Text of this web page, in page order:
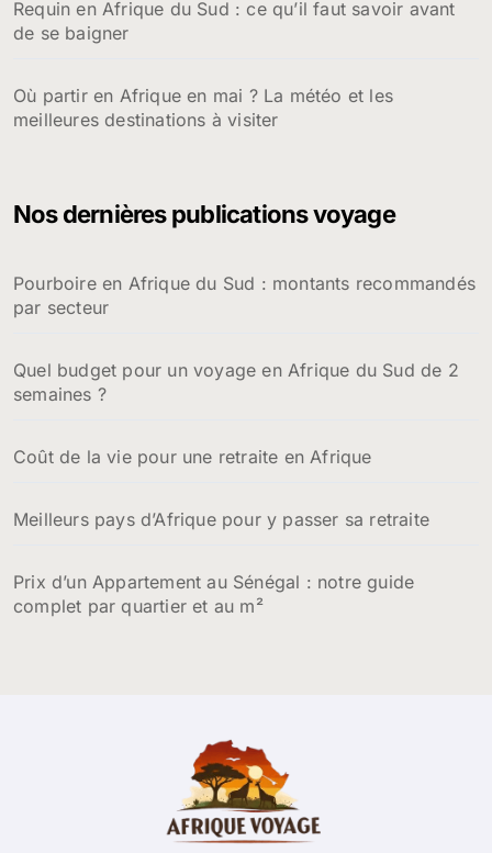
Requin en Afrique du Sud : ce qu’il faut savoir avant
de se baigner
Où partir en Afrique en mai ? La météo et les
meilleures destinations à visiter
Nos dernières publications voyage
Pourboire en Afrique du Sud : montants recommandés
par secteur
Quel budget pour un voyage en Afrique du Sud de 2
semaines ?
Coût de la vie pour une retraite en Afrique
Meilleurs pays d’Afrique pour y passer sa retraite
Prix d’un Appartement au Sénégal : notre guide
complet par quartier et au m²